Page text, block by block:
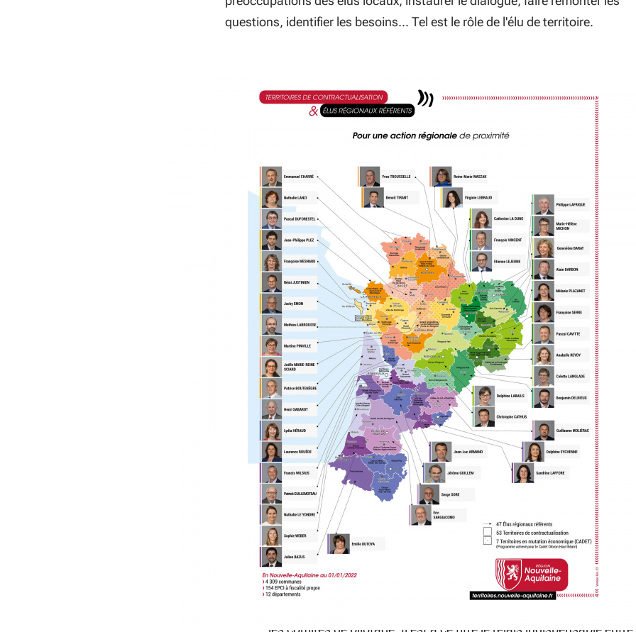
questions, identifier les besoins... Tel est le rôle de l'élu de territoire.
Consulter la carte interactive des territoires pour trouver vos élus et
(S'ouvre dans une nouvelle
En savoir plus sur la politique territoriale de la Nouvelle-Aquitaine
(S'ouvre dans une nouvelle fenêtre)
Les différents rôles de l'élu de
territoire
L’élu de territoire est l’interlocuteur privilégié sur le terrain, un véritable relais
entre l’action régionale et les acteurs locaux.
Intermédiaire
Il est l'interlocuteur de proximité des élus locaux et des autres
économiques, consulaires ou associatifs sur le territoire. Il les
vers les conseillers régionaux délégués, les vice-présidents ou les
services pour la bonne réussite de leurs projets.
Facilitateur
Il contribue à l'émergence de projets locaux, garantissant ainsi la
réussite des politiques territoriales de la Région. Il occupe une place
les comités de pilotage. Il est à ce titre le relais indispensable entre